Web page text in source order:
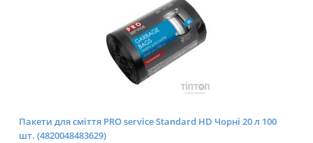
Пакети для сміття PRO service Standard HD Чорні 20 л 100
шт. (4820048483629)